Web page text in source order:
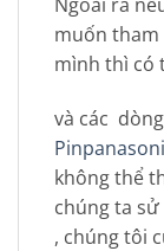
muốn tham
mình thì có
và các
không thể
chúng ta
, chúng tôi